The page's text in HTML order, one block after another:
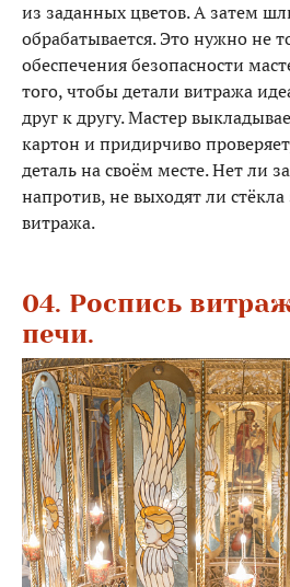
из заданных цветов. А затем
обрабатывается. Это нужно не
обеспечения безопасности
того, чтобы детали витража
друг к другу. Мастер
картон и придирчиво
деталь на своём месте. Нет ли
напротив, не выходят ли
витража.
04. Роспись
печи.